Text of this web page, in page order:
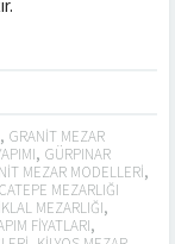
, GRANIT MEZAR
, GÜRPINAR
MEZAR MODELLERI,
MEZARLIĞI
MEZARLIĞI,
FIYATLARI,